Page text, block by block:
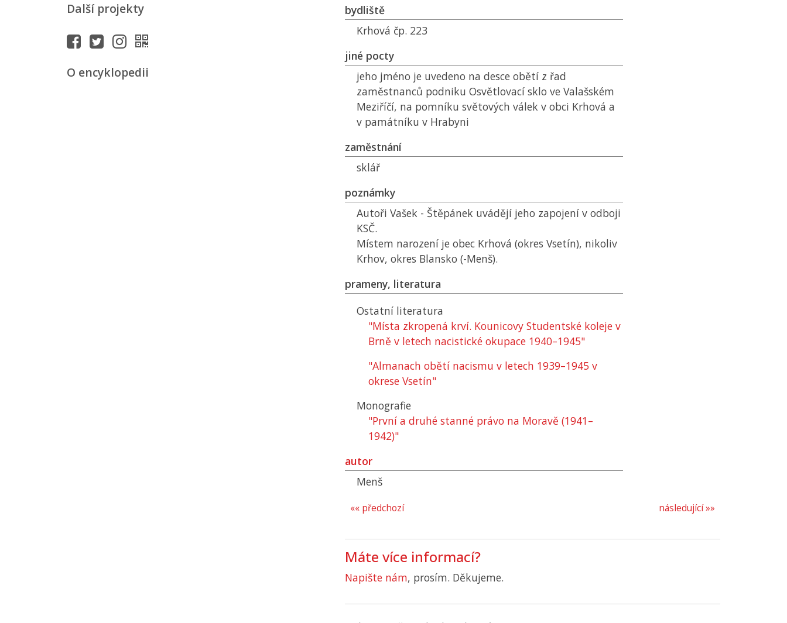
Další projekty
O encyklopedii
bydliště
Krhová čp. 223
jiné pocty
jeho jméno je uvedeno na desce obětí z řad
zaměstnanců podniku Osvětlovací sklo ve Valašském
Meziříčí, na pomníku světových válek v obci Krhová a
v památníku v Hrabyni
zaměstnání
sklář
poznámky
Autoři Vašek - Štěpánek uvádějí jeho zapojení v odboji
KSČ.
Místem narození je obec Krhová (okres Vsetín), nikoliv
Krhov, okres Blansko (-Menš).
prameny, literatura
Ostatní literatura
"Místa zkropená krví. Kounicovy Studentské koleje v
Brně v letech nacistické okupace 1940–1945"
"Almanach obětí nacismu v letech 1939–1945 v
okrese Vsetín"
Monografie
"První a druhé stanné právo na Moravě (1941–
1942)"
autor
Menš
následující »»
«« předchozí
Máte více informací?
Napište nám, prosím. Děkujeme.